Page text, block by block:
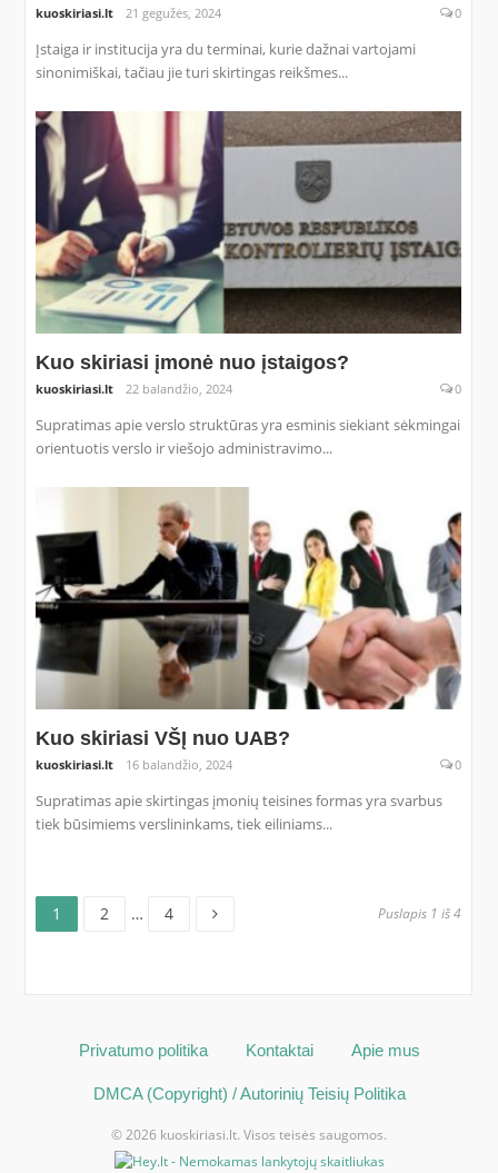
kuoskiriasi.lt 21 gegužės, 2024 0
Įstaiga ir institucija yra du terminai, kurie dažnai vartojami
sinonimiškai, tačiau jie turi skirtingas reikšmes...
Kuo skiriasi įmonė nuo įstaigos?
kuoskiriasi.lt 22 balandžio, 2024 0
Supratimas apie verslo struktūras yra esminis siekiant sėkmingai
orientuotis verslo ir viešojo administravimo...
Kuo skiriasi VŠĮ nuo UAB?
kuoskiriasi.lt 16 balandžio, 2024 0
Supratimas apie skirtingas įmonių teisines formas yra svarbus
tiek būsimiems verslininkams, tiek eiliniams...
Įrašų
Puslapis
1 2 … 4 Puslapis 1 iš 4
Privatumo politika Kontaktai Apie mus
DMCA (Copyright) / Autorinių Teisių Politika
© 2026 kuoskiriasi.lt. Visos teisės saugomos.